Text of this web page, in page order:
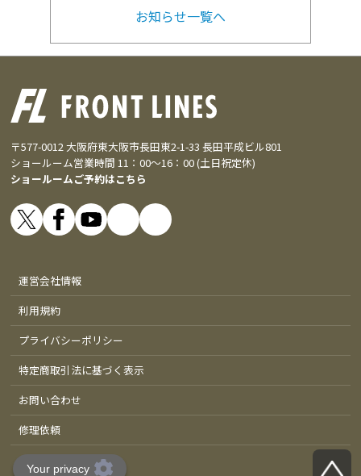
お知らせ一覧へ
〒577-0012 大阪府東大阪市長田東2-1-33 長田平成ビル801
ショールーム営業時間 11：00～16：00 (土日祝定休)
ショールームご予約はこちら
運営会社情報
利用規約
プライバシーポリシー
特定商取引法に基づく表示
お問い合わせ
修理依頼